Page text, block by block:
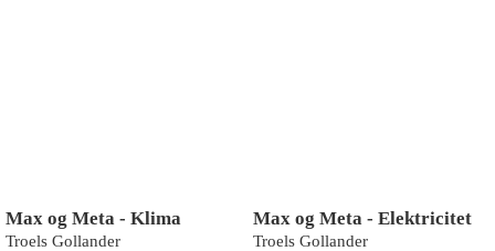
Max og Meta - Klima
Troels Gollander
Max og Meta - Elektricitet
Troels Gollander